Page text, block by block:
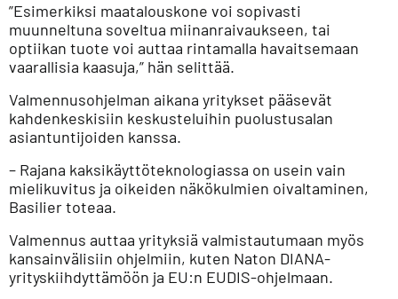
”Esimerkiksi maatalouskone voi sopivasti
muunneltuna soveltua miinanraivaukseen, tai
optiikan tuote voi auttaa rintamalla havaitsemaan
vaarallisia kaasuja,” hän selittää.
Valmennusohjelman aikana yritykset pääsevät
kahdenkeskisiin keskusteluihin puolustusalan
asiantuntijoiden kanssa.
– Rajana kaksikäyttöteknologiassa on usein vain
mielikuvitus ja oikeiden näkökulmien oivaltaminen,
Basilier toteaa.
Valmennus auttaa yrityksiä valmistautumaan myös
kansainvälisiin ohjelmiin, kuten Naton DIANA-
yrityskiihdyttämöön ja EU:n EUDIS-ohjelmaan.